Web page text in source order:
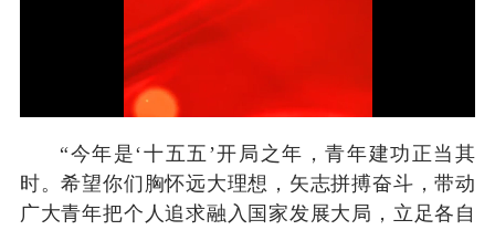
“今年是‘十五五’开局之年，青年建功正当其
时。希望你们胸怀远大理想，矢志拼搏奋斗，带动
广大青年把个人追求融入国家发展大局，立足各自